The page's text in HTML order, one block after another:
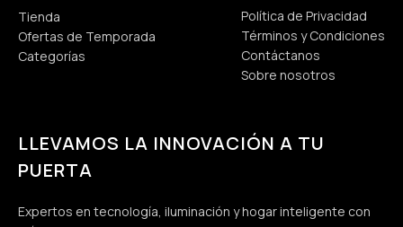
Tienda
Ofertas de Temporada
Categorías
Política de Privacidad
Términos y Condiciones
Contáctanos
Sobre nosotros
LLEVAMOS LA INNOVACIÓN A TU
PUERTA
Expertos en tecnología, iluminación y hogar inteligente con